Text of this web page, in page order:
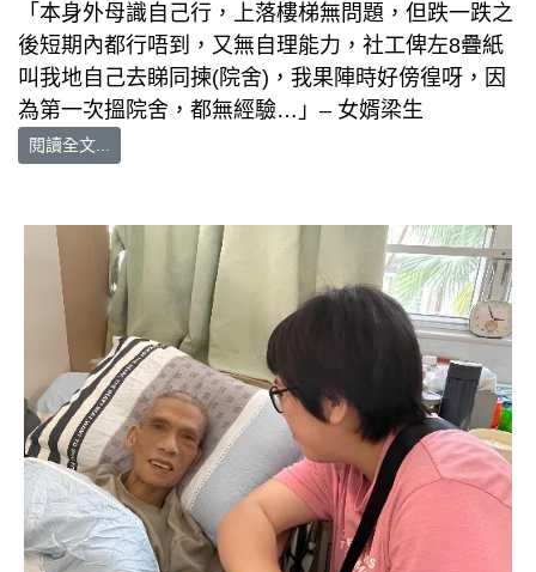
「本身外母識自己行，上落樓梯無問題，但跌一跌之
後短期內都行唔到，又無自理能力，社工俾左8疊紙
叫我地自己去睇同揀(院舍)，我果陣時好傍徨呀，因
為第一次搵院舍，都無經驗…」– 女婿梁生
閱讀全文...